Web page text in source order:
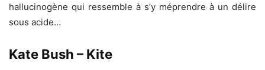
hallucinogène qui ressemble à s’y méprendre à un délire
sous acide…
Kate Bush – Kite